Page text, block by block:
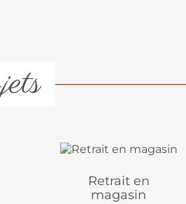
Retrait en
magasin